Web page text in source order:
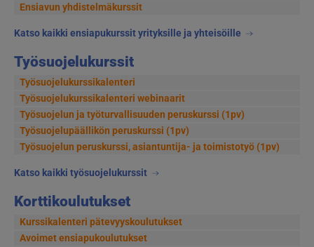
Ensiavun yhdistelmäkurssit
Katso kaikki ensiapukurssit yrityksille ja yhteisöille
Työsuojelukurssit
Työsuojelukurssikalenteri
Työsuojelukurssikalenteri webinaarit
Työsuojelun ja työturvallisuuden peruskurssi (1pv)
Työsuojelupäällikön peruskurssi (1pv)
Työsuojelun peruskurssi, asiantuntija- ja toimistotyö (1pv)
Katso kaikki työsuojelukurssit
Korttikoulutukset
Kurssikalenteri pätevyyskoulutukset
Avoimet ensiapukoulutukset